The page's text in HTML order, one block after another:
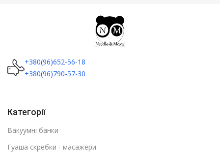
+380(96)652-56-18
+380(96)790-57-30
Категорії
Вакуумні банки
Гуаша скребки - масажери